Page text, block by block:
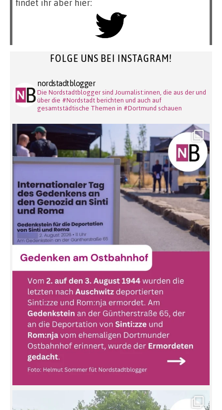
findet ihr aber hier:
FOLGE UNS BEI INSTAGRAM!
nordstadtblogger
Die Nordstadtblogger sind Journalist:innen, die aus der und
über die #Nordstadt berichten und auch auf
gesamtstädtische Themen in #Dortmund schauen